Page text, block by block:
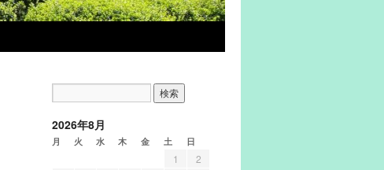
2026年8月
月 火 水 木 金 土 日
1
2